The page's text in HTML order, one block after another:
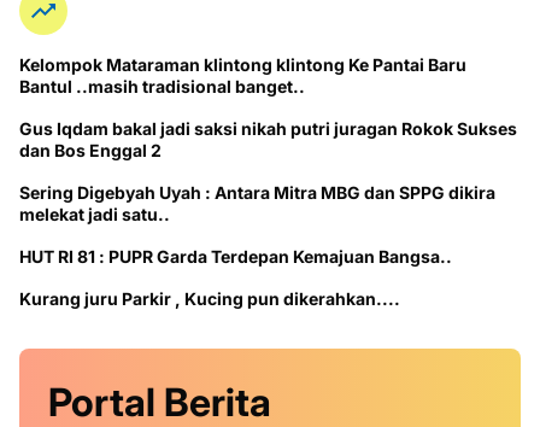
Kelompok Mataraman klintong klintong Ke Pantai Baru
Bantul ..masih tradisional banget..
Gus Iqdam bakal jadi saksi nikah putri juragan Rokok Sukses
dan Bos Enggal 2
Sering Digebyah Uyah : Antara Mitra MBG dan SPPG dikira
melekat jadi satu..
HUT RI 81 : PUPR Garda Terdepan Kemajuan Bangsa..
Kurang juru Parkir , Kucing pun dikerahkan....
Portal Berita